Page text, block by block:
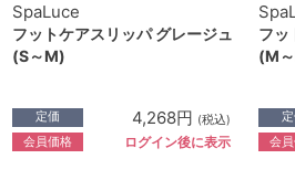
SpaLuce
フットケアスリッパ グレージュ
(S～M)
定価 4,268円 (税込)
会員価格 ログイン後に表示
フッ
(M
会